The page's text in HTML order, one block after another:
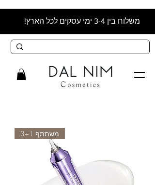
משלוח בין 3-4 ימי עסקים לכל הארץ!
משתתף 3+1